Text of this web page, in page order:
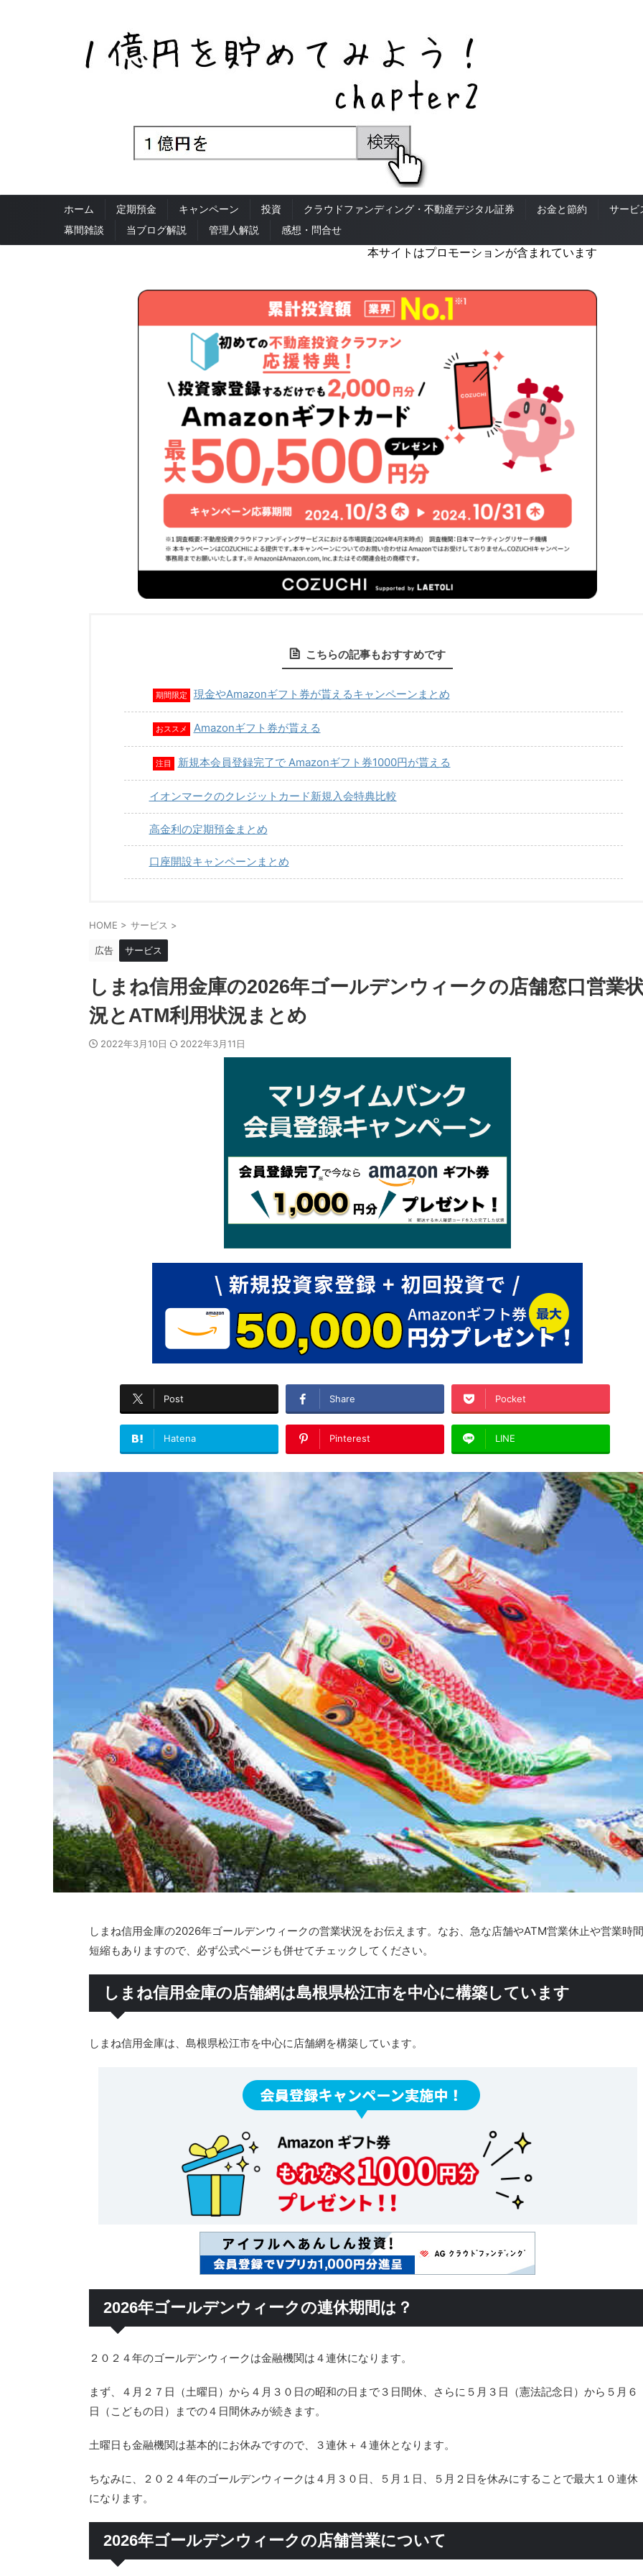
ホーム 定期預金 キャンペーン 投資 クラウドファンディング・不動産デジタル証券 お金と節約
サービ
幕間雑談
当ブログ解説 管理人解説 感想・問合せ
本サイトはプロモーションが含まれています
こちらの記事もおすすめです
期間限定 現金やAmazonギフト券が貰えるキャンペーンまとめ
おススメ Amazonギフト券が貰える
注目 新規本会員登録完了で Amazonギフト券1000円が貰える
イオンマークのクレジットカード新規入会特典比較
高金利の定期預金まとめ
口座開設キャンペーンまとめ
HOME > サービス >
広告 サービス
しまね信用金庫の2026年ゴールデンウィークの店舗窓口営業
況とATM利用状況まとめ
2022年3月10日 2022年3月11日
Post Share Pocket
Hatena Pinterest LINE
しまね信用金庫の2026年ゴールデンウィークの営業状況をお伝えます。なお、急な店舗やATM営業休止や営業時間
短縮もありますので、必ず公式ページも併せてチェックしてください。
しまね信用金庫の店舗網は島根県松江市を中心に構築しています
しまね信用金庫は、島根県松江市を中心に店舗網を構築しています。
2026年ゴールデンウィークの連休期間は？
２０２４年のゴールデンウィークは金融機関は４連休になります。
まず、４月２７日（土曜日）から４月３０日の昭和の日まで３日間休、さらに５月３日（憲法記念日）から５月６
日（こどもの日）までの４日間休みが続きます。
土曜日も金融機関は基本的にお休みですので、３連休＋４連休となります。
ちなみに、２０２４年のゴールデンウィークは４月３０日、５月１日、５月２日を休みにすることで最大１０連休
になります。
2026年ゴールデンウィークの店舗営業について